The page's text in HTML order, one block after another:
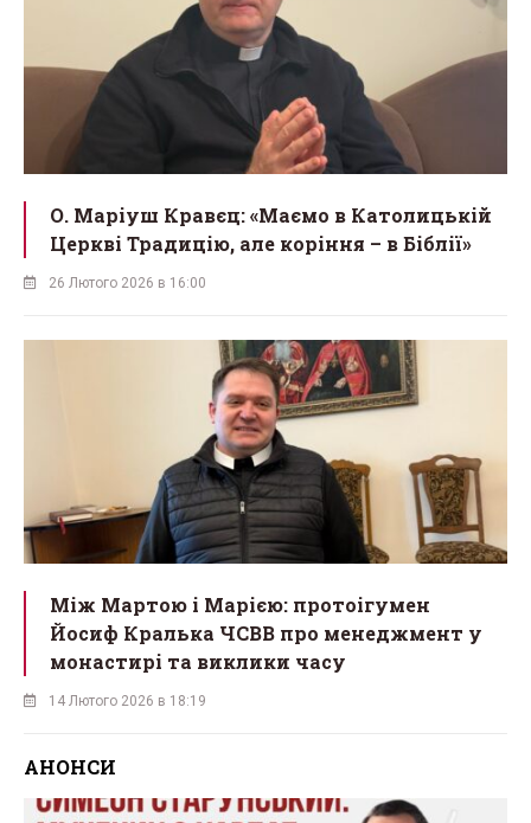
О. Маріуш Кравєц: «Маємо в Католицькій
Церкві Традицію, але коріння – в Біблії»
26 Лютого 2026 в 16:00
Між Мартою і Марією: протоігумен
Йосиф Кралька ЧСВВ про менеджмент у
монастирі та виклики часу
14 Лютого 2026 в 18:19
АНОНСИ